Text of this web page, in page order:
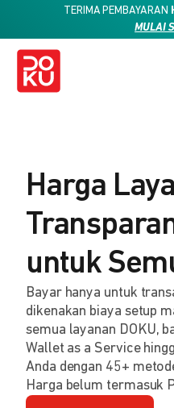
TERIMA PEMBAYARAN
MULAI
Harga
untuk
Bayar hanya untuk
dikenakan biaya setup
semua layanan DOKU,
Wallet as a Service
Anda dengan 45+
Harga belum termasuk